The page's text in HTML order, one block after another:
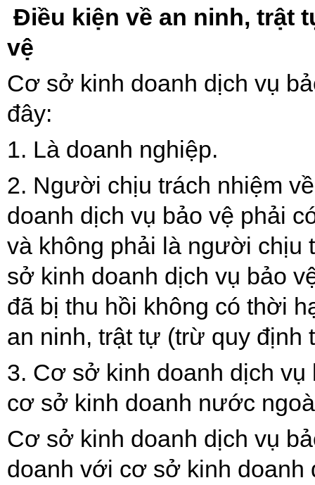
Điều kiện về an ninh, trật
vệ
Cơ sở kinh doanh dịch vụ
đây:
1. Là doanh nghiệp.
2. Người chịu trách nhiệm
doanh dịch vụ bảo vệ phải
và không phải là người chịu
sở kinh doanh dịch vụ bảo
đã bị thu hồi không có thời
an ninh, trật tự (trừ quy định
3. Cơ sở kinh doanh dịch
cơ sở kinh doanh nước
Cơ sở kinh doanh dịch vụ
doanh với cơ sở kinh